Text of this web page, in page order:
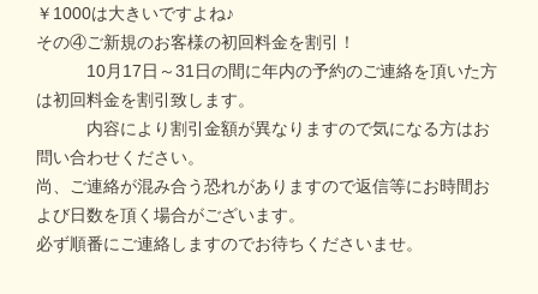
￥1000は大きいですよね♪
その④ご新規のお客様の初回料金を割引！
10月17日～31日の間に年内の予約のご連絡を頂いた方
は初回料金を割引致します。
内容により割引金額が異なりますので気になる方はお
問い合わせください。
尚、ご連絡が混み合う恐れがありますので返信等にお時間お
よび日数を頂く場合がございます。
必ず順番にご連絡しますのでお待ちくださいませ。